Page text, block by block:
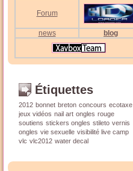
Forum
news blog
Étiquettes
2012 bonnet breton concours ecotaxe
jeux vidéos nail art ongles rouge
soutiens stickers ongles stileto vernis
ongles vie sexuelle visibilité live camp
vlc vlc2012 water decal